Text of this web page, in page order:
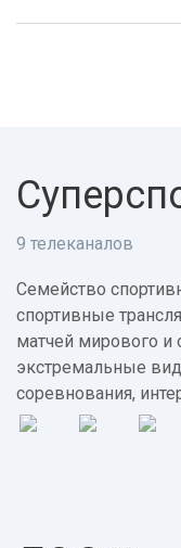
9 телеканалов
Семейство
спортивные
матчей мирового и
экстремальные
соревнования,